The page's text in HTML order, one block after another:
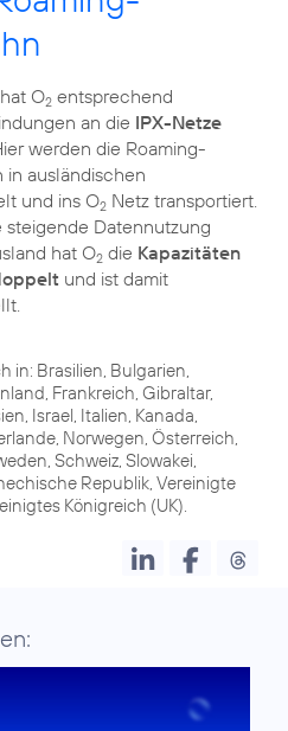
O2 entsprechend
an die IPX-Netze
werden die Roaming-
in ausländischen
und ins O2 Netz transportiert.
Datennutzung
hat O2 die Kapazitäten
und ist damit
in: Brasilien, Bulgarien,
Frankreich, Gibraltar,
Israel, Italien, Kanada,
Norwegen, Österreich,
Schweiz, Slowakei,
Republik, Vereinigte
Königreich (UK).